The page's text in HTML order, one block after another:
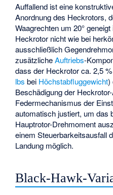
Auffallend ist eine
Anordnung des Heckrotors,
Waagrechten um 20°
Heckrotor nicht wie bei
ausschließlich
zusätzlicheAuftriebs-
dass der Heckrotor ca. 2,5
lbs bei Höchstabfluggewicht)
Beschädigung der
Federmechanismus der
automatisch justiert, um das
Hauptrotor-Drehmoment
einem Steuerbarkeitsausfall
Landung möglich.
Black-Hawk-